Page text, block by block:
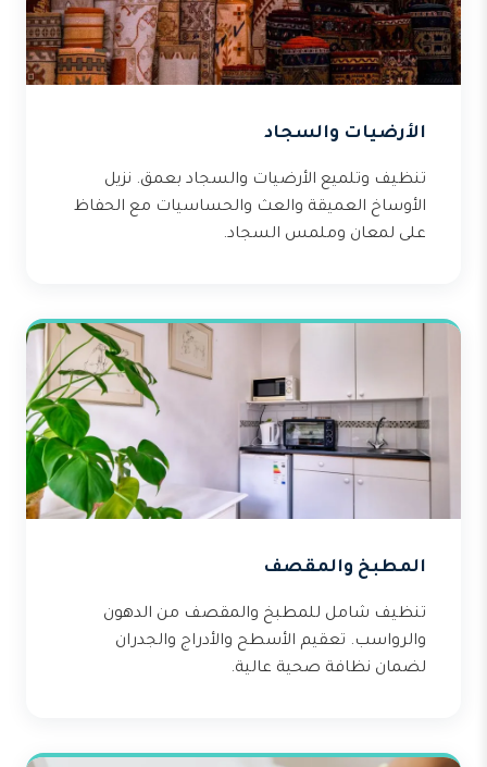
الأرضيات والسجاد
تنظيف وتلميع الأرضيات والسجاد بعمق. نزيل
الأوساخ العميقة والعث والحساسيات مع الحفاظ
على لمعان وملمس السجاد.
المطبخ والمقصف
تنظيف شامل للمطبخ والمقصف من الدهون
والرواسب. تعقيم الأسطح والأدراج والجدران
لضمان نظافة صحية عالية.